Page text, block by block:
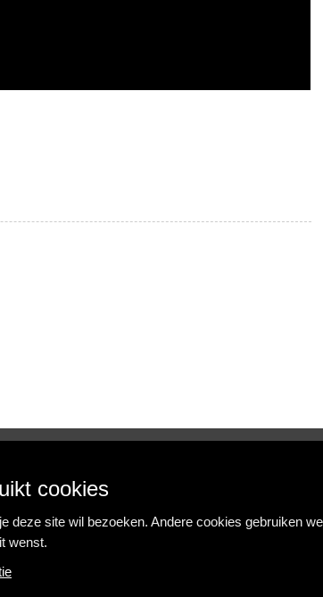
acties en
cookies
site wil bezoeken. Andere cookies gebruiken
wenst.